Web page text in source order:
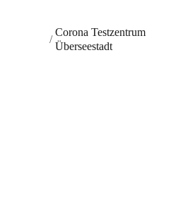
/
Corona Testzentrum
Überseestadt